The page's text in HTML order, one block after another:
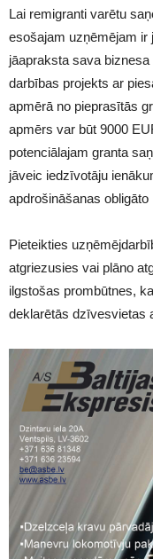
Lai remigranti varētu
esošajam uzņēmējam ir
jāapraksta sava
darbības projekts ar
apmērā no pieprasītās
apmērs var būt 9000
potenciālajam granta
jāveic iedzīvotāju
apdrošināšanas
Pieteikties
atgriezusies vai plāno
ilgstošas prombūtnes,
deklarētās dzīvesvietas